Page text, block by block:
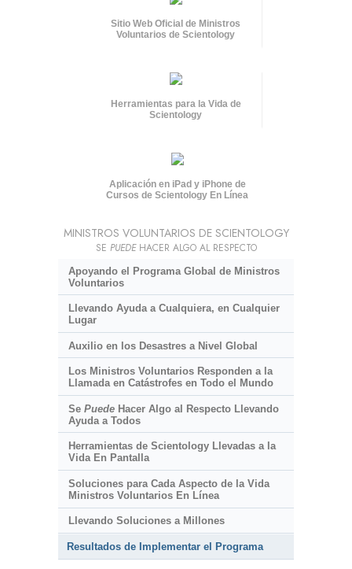
Sitio Web Oficial de Ministros
Voluntarios de Scientology
Herramientas para la Vida de
Scientology
Aplicación en iPad y iPhone de
Cursos de Scientology En Línea
MINISTROS VOLUNTARIOS DE SCIENTOLOGY
SE PUEDEHACER ALGO AL RESPECTO
Apoyando el Programa Global de Ministros
Voluntarios
Llevando Ayuda a Cualquiera, en Cualquier
Lugar
Auxilio en los Desastres a Nivel Global
Los Ministros Voluntarios Responden a la
Llamada en Catástrofes en Todo el Mundo
Se PuedeHacer Algo al Respecto Llevando
Ayuda a Todos
Herramientas de Scientology Llevadas a la
Vida En Pantalla
Soluciones para Cada Aspecto de la Vida
Ministros Voluntarios En Línea
Llevando Soluciones a Millones
Resultados de Implementar el Programa